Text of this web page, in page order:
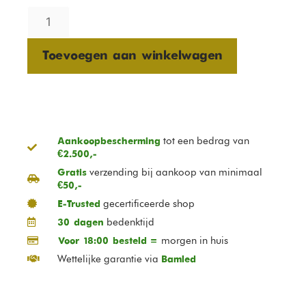
Toevoegen aan winkelwagen
Aankoopbescherming tot een bedrag van
€2.500,-
Gratisverzending bij aankoop van minimaal
€50,-
E-Trusted gecertificeerde shop
30 dagen bedenktijd
Voor 18:00 besteld = morgen in huis
Wettelijke garantie via Bamled